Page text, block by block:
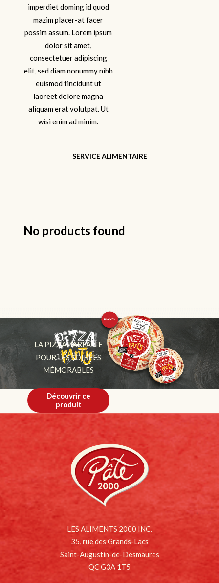
imperdiet doming id quod
mazim placer-at facer
possim assum. Lorem ipsum
dolor sit amet,
consectetuer adipiscing
elit, sed diam nonummy nibh
euismod tincidunt ut
laoreet dolore magna
aliquam erat volutpat. Ut
wisi enim ad minim.
SERVICE ALIMENTAIRE
No products found
LA PIZZA PARFAITE
POUR LES SOIRÉES
MÉMORABLES
Découvrir ce
produit
LES ALIMENTS 2000 INC.
35, rue des Grands-Lacs
Saint-Augustin-de-Desmaures
QC G3A 1T5